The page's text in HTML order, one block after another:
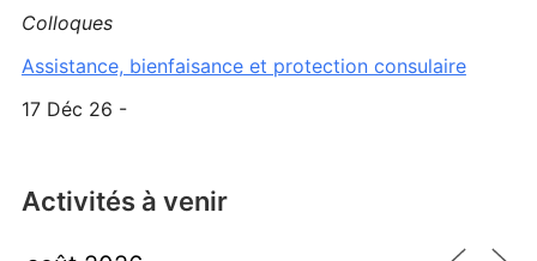
Colloques
Assistance, bienfaisance et protection consulaire
17 Déc 26 -
Activités à venir